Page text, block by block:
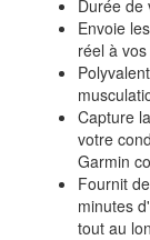
Durée de
Envoie
réel à
Capture
votre
Garmin
Fournit
minutes
tout au